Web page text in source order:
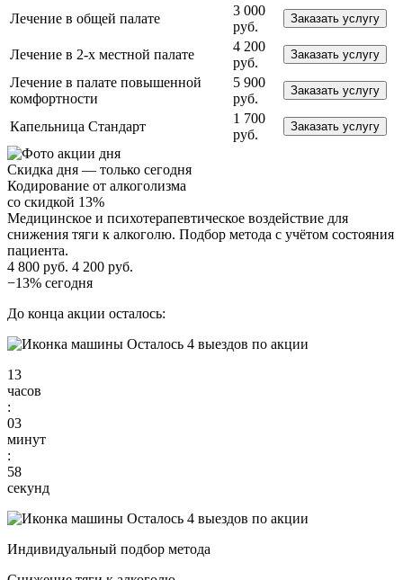
Лечение в общей палате
3 000
руб.
Заказать услугу
Лечение в 2-х местной палате
4 200
руб.
Заказать услугу
Лечение в палате повышенной
комфортности
5 900
руб.
Заказать услугу
Капельница Стандарт
1 700
руб.
Заказать услугу
Скидка дня — только сегодня
Кодирование от алкоголизма
со скидкой 13%
Медицинское и психотерапевтическое воздействие для
снижения тяги к алкоголю. Подбор метода с учётом состояния
пациента.
4 800 руб. 4 200 руб.
−13% сегодня
До конца акции осталось:
Осталось 4 выездов по акции
13
часов
:
03
минут
:
57
секунд
Осталось 4 выездов по акции
Индивидуальный подбор метода